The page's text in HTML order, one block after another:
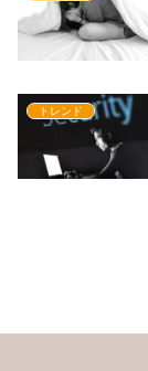
トレンド